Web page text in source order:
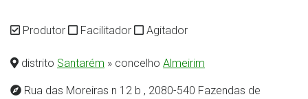
Produtor Facilitador Agitador
distrito Santarém » concelho Almeirim
Rua das Moreiras n 12 b , 2080-540 Fazendas de